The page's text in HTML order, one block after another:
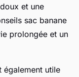
et une
sac banane
prolongée et un
également utile